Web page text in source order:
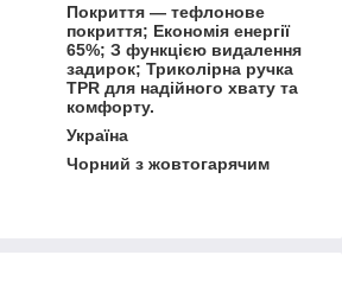
Покриття — тефлонове
покриття; Економія енергії
65%; З функцією видалення
задирок; Триколірна ручка
TPR для надійного хвату та
комфорту.
Україна
Чорний з жовтогарячим